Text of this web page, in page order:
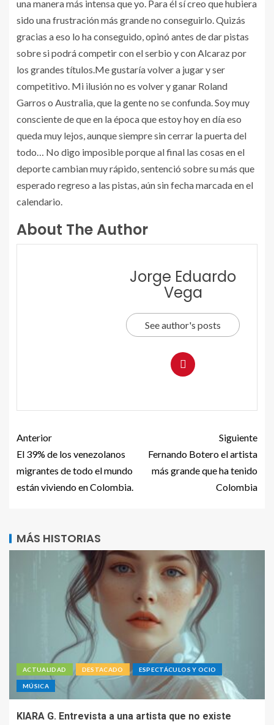
una manera más intensa que yo. Para él sí creo que hubiera
sido una frustración más grande no conseguirlo. Quizás
gracias a eso lo ha conseguido, opinó antes de dar pistas
sobre si podrá competir con el serbio y con Alcaraz por
los grandes títulos.Me gustaría volver a jugar y ser
competitivo. Mi ilusión no es volver y ganar Roland
Garros o Australia, que la gente no se confunda. Soy muy
consciente de que en la época que estoy hoy en día eso
queda muy lejos, aunque siempre sin cerrar la puerta del
todo… No digo imposible porque al final las cosas en el
deporte cambian muy rápido, sentenció sobre su más que
esperado regreso a las pistas, aún sin fecha marcada en el
calendario.
About The Author
Jorge Eduardo
Vega
See author's posts
Anterior
El 39% de los venezolanos
migrantes de todo el mundo
están viviendo en Colombia.
Siguiente
Fernando Botero el artista
más grande que ha tenido
Colombia
MÁS HISTORIAS
ACTUALIDAD DESTACADO ESPECTÁCULOS Y OCIO
MÚSICA
KIARA G. Entrevista a una artista que no existe